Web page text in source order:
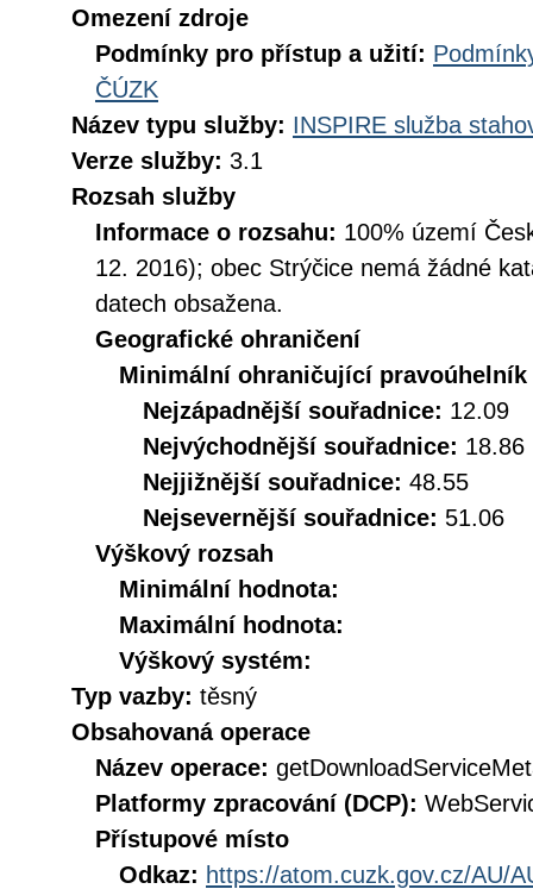
Omezení zdroje
Podmínky pro přístup a užití:
ČÚZK
Název typu služby: INSPIRE služba
Verze služby: 3.1
Rozsah služby
Informace o rozsahu: 100% území
12. 2016); obec Strýčice nemá žádné
datech obsažena.
Geografické ohraničení
Minimální ohraničující pravoúhelník
Nejzápadnější souřadnice: 12.09
Nejvýchodnější souřadnice: 18.86
Nejjižnější souřadnice: 48.55
Nejsevernější souřadnice: 51.06
Výškový rozsah
Minimální hodnota:
Maximální hodnota:
Výškový systém:
Typ vazby: těsný
Obsahovaná operace
Název operace:
Platformy zpracování (DCP):
Přístupové místo
Odkaz: https://atom.cuzk.gov.cz/AU/